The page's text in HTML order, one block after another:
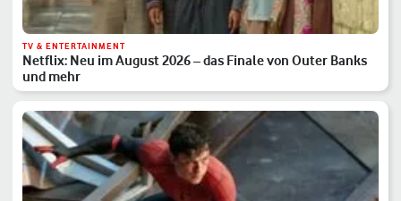
TV & ENTERTAINMENT
Netflix: Neu im August 2026 – das Finale von Outer Banks
und mehr